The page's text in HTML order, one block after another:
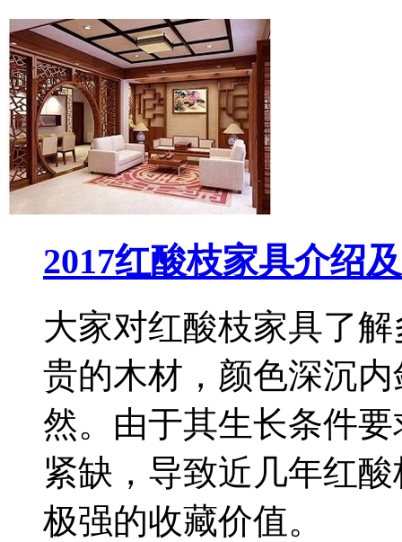
2017红酸枝家具介绍
大家对红酸枝家具了
贵的木材，颜色深沉
然。由于其生长条件
紧缺，导致近几年红
极强的收藏价值。